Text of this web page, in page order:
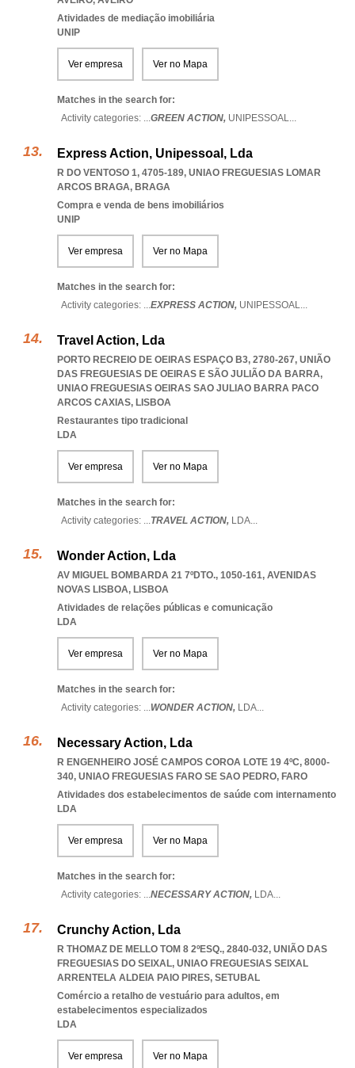
Atividades de mediação imobiliária
UNIP
Ver empresa Ver no Mapa
Matches in the search for:
Activity categories: ...GREEN ACTION, UNIPESSOAL...
Express Action, Unipessoal, Lda
R DO VENTOSO 1, 4705-189, UNIAO FREGUESIAS LOMAR
ARCOS BRAGA, BRAGA
Compra e venda de bens imobiliários
UNIP
Ver empresa Ver no Mapa
Matches in the search for:
Activity categories: ...EXPRESS ACTION, UNIPESSOAL...
Travel Action, Lda
PORTO RECREIO DE OEIRAS ESPAÇO B3, 2780-267, UNIÃO
DAS FREGUESIAS DE OEIRAS E SÃO JULIÃO DA BARRA,
UNIAO FREGUESIAS OEIRAS SAO JULIAO BARRA PACO
ARCOS CAXIAS, LISBOA
Restaurantes tipo tradicional
LDA
Ver empresa Ver no Mapa
Matches in the search for:
Activity categories: ...TRAVEL ACTION, LDA...
Wonder Action, Lda
AV MIGUEL BOMBARDA 21 7ºDTO., 1050-161, AVENIDAS
NOVAS LISBOA, LISBOA
Atividades de relações públicas e comunicação
LDA
Ver empresa Ver no Mapa
Matches in the search for:
Activity categories: ...WONDER ACTION, LDA...
Necessary Action, Lda
R ENGENHEIRO JOSÉ CAMPOS COROA LOTE 19 4ºC, 8000-
340, UNIAO FREGUESIAS FARO SE SAO PEDRO, FARO
Atividades dos estabelecimentos de saúde com internamento
LDA
Ver empresa Ver no Mapa
Matches in the search for:
Activity categories: ...NECESSARY ACTION, LDA...
Crunchy Action, Lda
R THOMAZ DE MELLO TOM 8 2ºESQ., 2840-032, UNIÃO DAS
FREGUESIAS DO SEIXAL, UNIAO FREGUESIAS SEIXAL
ARRENTELA ALDEIA PAIO PIRES, SETUBAL
Comércio a retalho de vestuário para adultos, em
estabelecimentos especializados
LDA
Ver empresa Ver no Mapa